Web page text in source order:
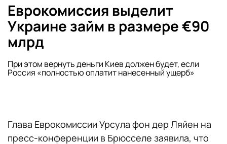
Еврокомиссия выделит
Украине займ в размере €90
млрд
При этом вернуть деньги Киев должен будет, если
Россия «полностью оплатит нанесенный ущерб»
Глава Еврокомиссии Урсула фон дер Ляйен на
пресс-конференции в Брюсселе заявила, что